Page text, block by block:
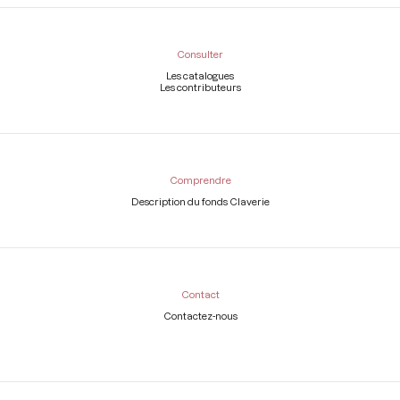
Consulter
Les catalogues
Les contributeurs
Comprendre
Description du fonds Claverie
Contact
Contactez-nous
Légal